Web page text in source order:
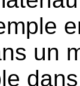
un